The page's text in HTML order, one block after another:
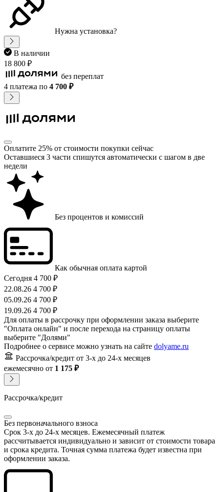
Нужна установка?
В наличии
18 800 ₽
без переплат
4 платежа по 4 700 ₽
Оплатите 25% от стоимости покупки сейчас
Оставшиеся 3 части спишутся автоматически с шагом в две
недели
Без процентов и комиссий
Как обычная оплата картой
Сегодня 4 700 ₽
22.08.26 4 700 ₽
05.09.26 4 700 ₽
19.09.26 4 700 ₽
Для оплаты в рассрочку при оформлении заказа выберите
"Оплата онлайн" и после перехода на страницу оплаты
выберите "Долями"
Подробнее о сервисе можно узнать на сайте dolyame.ru
Рассрочка/кредит от 3-х до 24-х месяцев
ежемесячно от 1 175 ₽
Рассрочка/кредит
Без первоначального взноса
Срок 3-х до 24-х месяцев. Ежемесячный платеж
рассчитывается индивидуально и зависит от стоимости товара
и срока кредита. Точная сумма платежа будет известна при
оформлении заказа.